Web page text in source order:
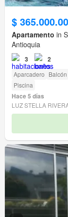
$
Apartamento in
Antioquia
3 2
Aparcadero Balcón
Piscina
Hace 5 días
LUZ STELLA